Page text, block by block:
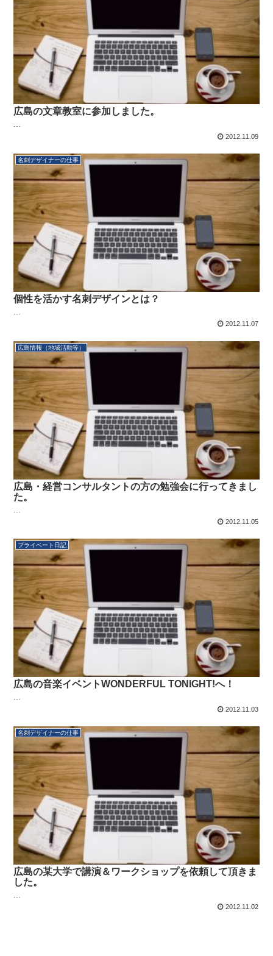
広島の文章教室に参加しました。
...
2012.11.09
名刺デザイナーの仕事
個性を活かす名刺デザインとは？
...
2012.11.07
広島情報（地域活動等）
広島・経営コンサルタントの方の勉強会に行ってきまし
た。
2012.11.05
プライベート日記
広島の音楽イベントWONDERFUL TONIGHT!へ！
...
2012.11.03
名刺デザイナーの仕事
広島の某大学で講演＆ワークショップを依頼して頂きま
した。
2012.11.02